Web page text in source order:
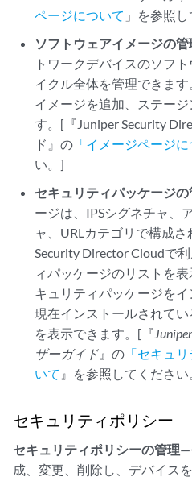
ページについて 」を参照
ソフトウェアイメージの管
トワークデバイスのソフ
イクル全体を管理できま
イメージを追加、ステー
す。[ 『Juniper Security
ド』の 「イメージページ
い。]
セキュリティパッケージの
ージは、IPSシグネチャ、
ャ、URLカテゴリで構成さ
Security Director Cloudで
ィパッケージのリストを
キュリティパッケージを
現在インストールされて
を表示できます。[『
ザーガイド』の 「セキュ
いて 』を参照してください
セキュリティポリシー
セキュリティポリシーの管理—
成、変更、削除し、デバイス